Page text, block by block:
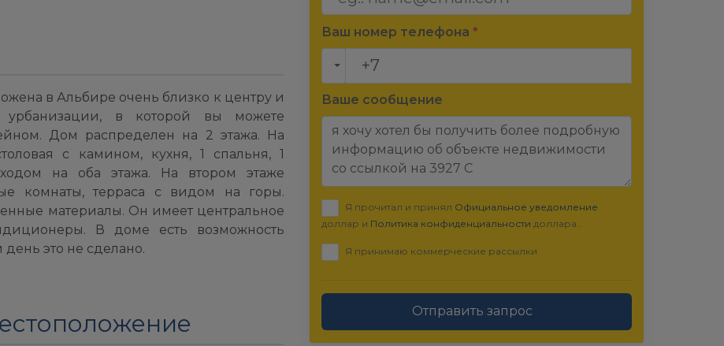
в Альбире очень близко к центру и
в которой вы можете
Дом распределен на 2 этажа. На
с камином, кухня, 1 спальня, 1
на оба этажа. На втором этаже
комнаты, терраса с видом на горы.
материалы. Он имеет центральное
В доме есть возможность
это не сделано.
Ваш номер телефона *
Ваше сообщение
Я прочитал и принял Официальное уведомление
доллар и Политика конфиденциальности доллара..
Я принимаю коммерческие рассылки
Отправить запрос